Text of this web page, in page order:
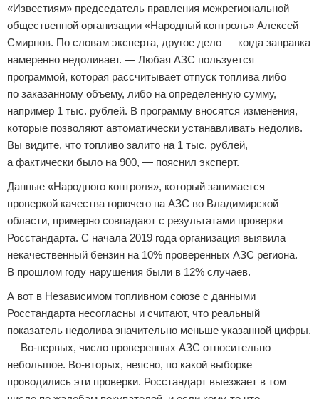
«Известиям» председатель правления межрегиональной
общественной организации «Народный контроль» Алексей
Смирнов. По словам эксперта, другое дело — когда заправка
намеренно недоливает. — Любая АЗС пользуется
программой, которая рассчитывает отпуск топлива либо
по заказанному объему, либо на определенную сумму,
например 1 тыс. рублей. В программу вносятся изменения,
которые позволяют автоматически устанавливать недолив.
Вы видите, что топливо залито на 1 тыс. рублей,
а фактически было на 900, — пояснил эксперт.
Данные «Народного контроля», который занимается
проверкой качества горючего на АЗС во Владимирской
области, примерно совпадают с результатами проверки
Росстандарта. С начала 2019 года организация выявила
некачественный бензин на 10% проверенных АЗС региона.
В прошлом году нарушения были в 12% случаев.
А вот в Независимом топливном союзе с данными
Росстандарта несогласны и считают, что реальный
показатель недолива значительно меньше указанной цифры.
— Во-первых, число проверенных АЗС относительно
небольшое. Во-вторых, неясно, по какой выборке
проводились эти проверки. Росстандарт выезжает в том